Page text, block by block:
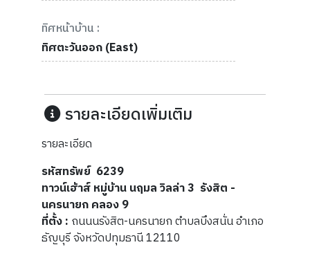
ทิศหน้าบ้าน :
ทิศตะวันออก (East)
รายละเอียดเพิ่มเติม
รายละเอียด
รหัสทรัพย์ 6239
ทาวน์เฮ้าส์ หมู่บ้าน นฤมล วิลล่า 3 รังสิต -
นครนายก คลอง 9
ที่ตั้ง : ถนนนรังสิต-นครนายก ตำบลบึงสนั่น อำเภอ
ธัญบุรี จังหวัดปทุมธานี 12110